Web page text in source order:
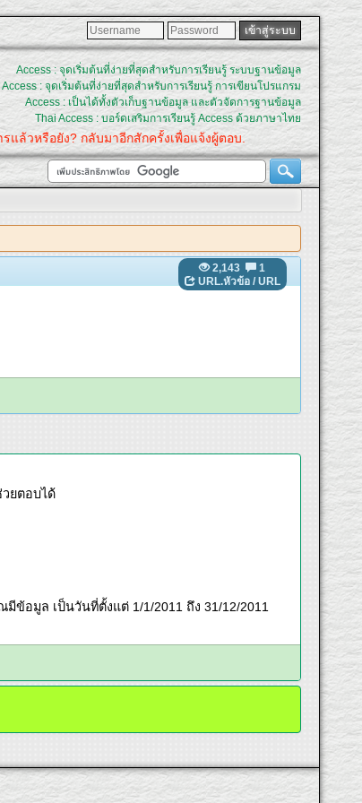
Access : จุดเริ่มต้นที่ง่ายที่สุดสำหรับการเรียนรู้ ระบบฐานข้อมูล
Access : จุดเริ่มต้นที่ง่ายที่สุดสำหรับการเรียนรู้ การเขียนโปรแกรม
Access : เป็นได้ทั้งตัวเก็บฐานข้อมูล และตัวจัดการฐานข้อมูล
Thai Access : บอร์ดเสริมการเรียนรู้ Access ด้วยภาษาไทย
รแล้วหรือยัง? กลับมาอีกสักครั้งเพื่อแจ้งผู้ตอบ.
2,143
1
URL.หัวข้อ/ URL
ยตอบได้
ข้อมูล เป็นวันที่ตั้งแต่ 1/1/2011 ถึง 31/12/2011